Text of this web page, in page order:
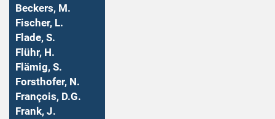
Beckers, M.
Fischer, L.
Flade, S.
Flühr, H.
Flämig, S.
Forsthofer, N.
François, D.G.
Frank, J.